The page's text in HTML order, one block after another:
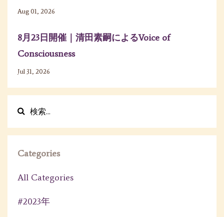
Aug 01, 2026
8月23日開催｜清田素嗣によるVoice of
Consciousness
Jul 31, 2026
Categories
All Categories
#2023年